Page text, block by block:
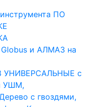
ПО
и АЛМАЗ на
УНИВЕРСАЛЬНЫЕ с
УШМ,
с гвоздями,